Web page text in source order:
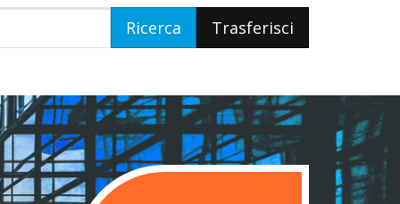
Ricerca Trasferisci